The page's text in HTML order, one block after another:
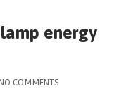
energy
NO COMMENTS